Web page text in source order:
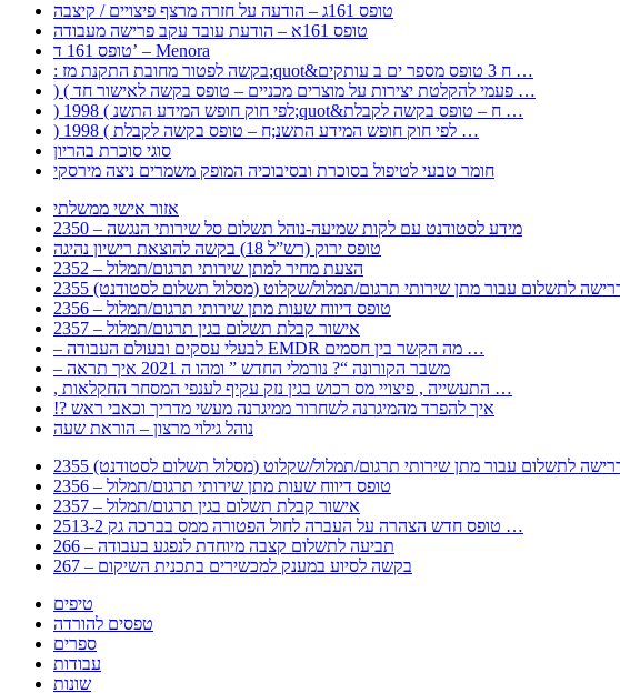
טופס 161ג – הודעה על חזרה מרצף פיצויים / קיצבה
טופס 161א – הודעת עובד עקב פרישה מעבודה
טופס 161 ד’ – Menora
: בקשה לפטור מחובת התקנת מז;quot&ח 3 טופס מספר ים ב עותקים …
) ( פעמי להקלטת יצירות על מוצרים מכניים – טופס בקשה לאישור חד …
) 1998 ( לפי חוק חופש המידע התשנ;quot&ח – טופס בקשה לקבלת …
) 1998 ( לפי חוק חופש המידע התשנ;ח – טופס בקשה לקבלת …
סוגי סוכרת בהריון
חומר טבעי לטיפול בסוכרת ובסיבוכיה המופק משמרים ניצה מירסקי
אזור אישי ממשלתי
2350 – מידע לסטודנט עם לקות שמיעה-נוהל תשלום סל שירותי הנגשה
טופס ירוק (רש”ל 18) בקשה להוצאת רישיון נהיגה
2352 – הצעת מחיר למתן שירותי תרגום/תמלול
דרישה לתשלום עבור מתן שירותי תרגום/תמלול/שקלוט (מסלול תשלום לסטודנט)
2356 – טופס דיווח שעות מתן שירותי תרגום/תמלול
2357 – אישור קבלת תשלום בגין תרגום/תמלול
– לבעלי עסקים ובעולם העבודה EMDR מה הקשר בין חסמים …
– משבר הקורונה “? נורמלי החדש ” ומהו ה 2021 איך תראה
, התעשייה , פיצויי מס רכוש בגין נזק עקיף לענפי המסחר החקלאות …
!? איך להפרד מהמיגרנה לשחרור ממיגרנה מעשי מדריך וכאבי ראש
נוהל גילוי מרצון – הוראת שעה
דרישה לתשלום עבור מתן שירותי תרגום/תמלול/שקלוט (מסלול תשלום לסטודנט)
2356 – טופס דיווח שעות מתן שירותי תרגום/תמלול
2357 – אישור קבלת תשלום בגין תרגום/תמלול
2513-2 טופס חדש הצהרה על העברה לחול הפטורה ממס בברכה גק …
266 – תביעה לתשלום קצבה מיוחדת לנפגע בעבודה
267 – בקשה לסיוע במענק למכשירים בתכנית השיקום
טיפים
טפסים להורדה
ספרים
עבודות
שונות